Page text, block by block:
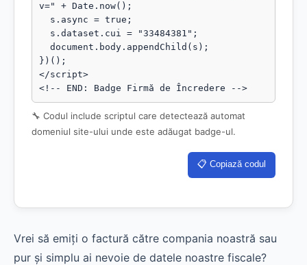
v=" + Date.now();
})();
</script>
<!-- END: Badge Firmă de Încredere -->
🔧 Codul include scriptul care detectează automat
domeniul site-ului unde este adăugat badge-ul.
📋 Copiază codul
Vrei să emiți o factură către compania noastră sau
pur și simplu ai nevoie de datele noastre fiscale?